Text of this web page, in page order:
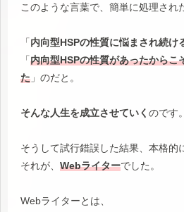
このような言葉で、簡単に処理され
「内向型HSPの性質に悩まされ続け
「内向型HSPの性質があったからこ
た 」のだと。
そんな人生を成立させていく のです。
そうして試行錯誤した結果、本格的
それが、 Webライターでした。
Webライターとは、